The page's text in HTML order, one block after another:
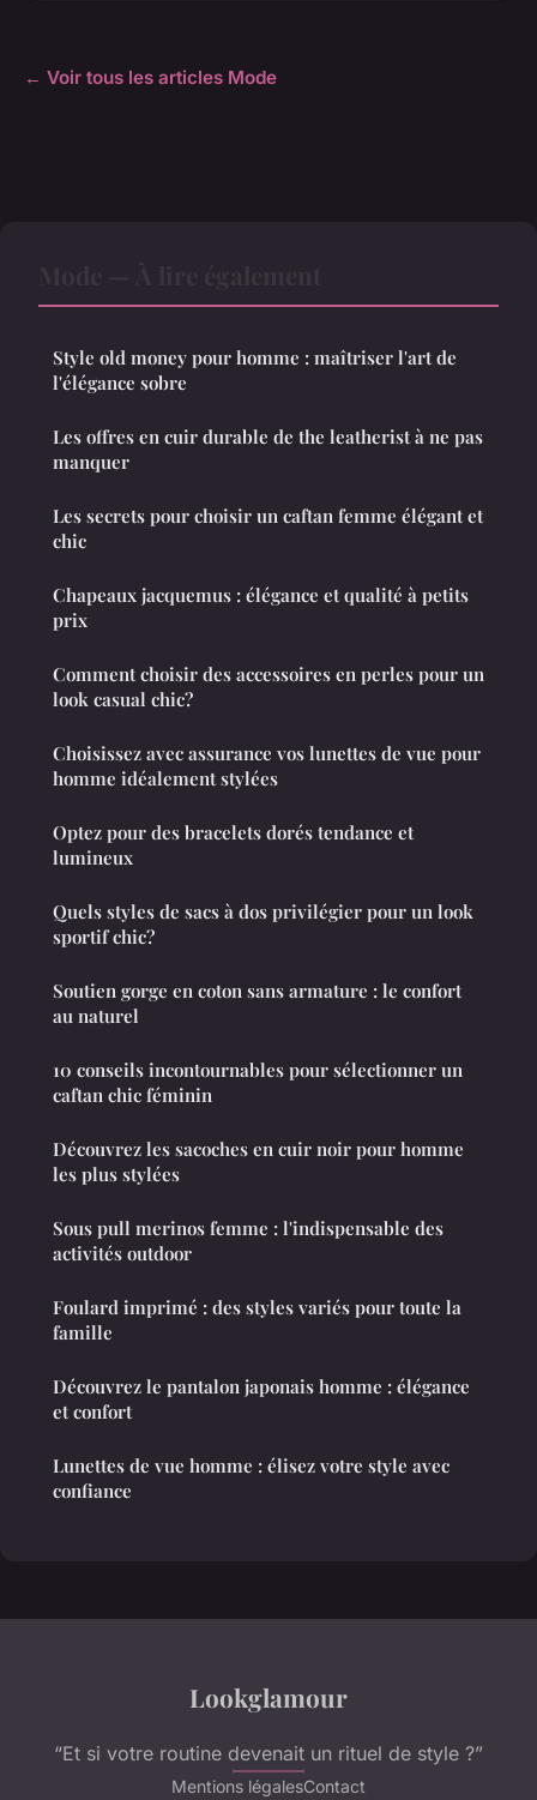
← Voir tous les articles Mode
Style old money pour homme : maîtriser l'art de
l'élégance sobre
Les offres en cuir durable de the leatherist à ne pas
manquer
Les secrets pour choisir un caftan femme élégant et
chic
Chapeaux jacquemus : élégance et qualité à petits
prix
Comment choisir des accessoires en perles pour un
look casual chic?
Choisissez avec assurance vos lunettes de vue pour
homme idéalement stylées
Optez pour des bracelets dorés tendance et
lumineux
Quels styles de sacs à dos privilégier pour un look
sportif chic?
Soutien gorge en coton sans armature : le confort
au naturel
10 conseils incontournables pour sélectionner un
caftan chic féminin
Découvrez les sacoches en cuir noir pour homme
les plus stylées
Sous pull merinos femme : l'indispensable des
activités outdoor
Foulard imprimé : des styles variés pour toute la
famille
Découvrez le pantalon japonais homme : élégance
et confort
Lunettes de vue homme : élisez votre style avec
confiance
Lookglamour
“Et si votre routine devenait un rituel de style ?”
Mentions légalesContact